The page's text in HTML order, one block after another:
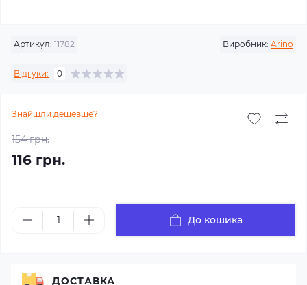
Артикул: 11782 Виробник: Arino
Відгуки: 0
Знайшли дешевше?
154 грн.
116 грн.
До кошика
ДОСТАВКА